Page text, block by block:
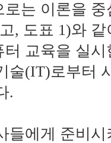
로는 이론을
, 도표 1)와
터 교육을 실
술(IT)로부터
.
들에게 준비